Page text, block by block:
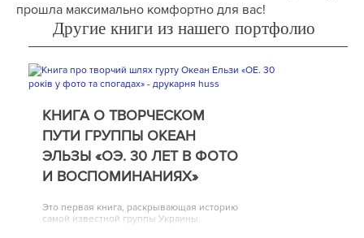
прошла максимально комфортно для вас!
Другие книги из нашего портфолио
КНИГА О ТВОРЧЕСКОМ
ПУТИ ГРУППЫ ОКЕАН
ЭЛЬЗЫ «ОЭ. 30 ЛЕТ В ФОТО
И ВОСПОМИНАНИЯХ»
Это первая книга, раскрывающая историю
самой известной группы Украины.